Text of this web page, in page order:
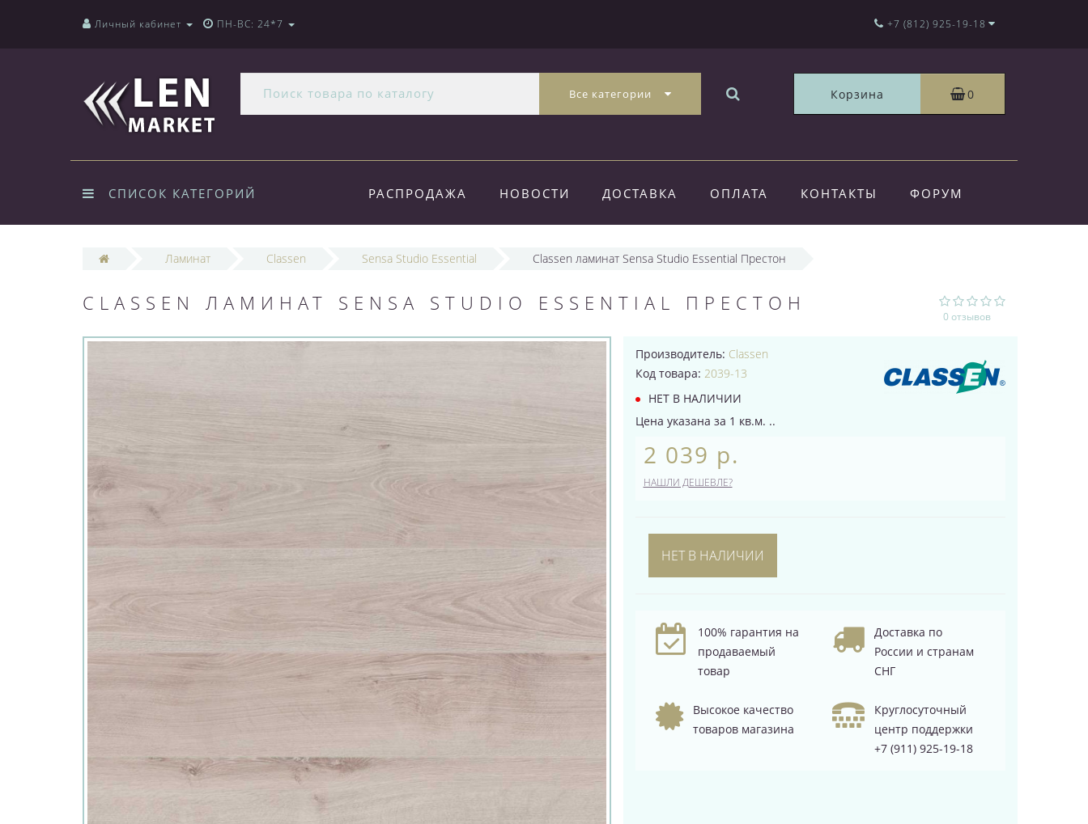
Личный кабинет ПН-ВС: 24*7 +7 (812) 925-19-18
Все категории Корзина 0
СПИСОК КАТЕГОРИЙ РАСПРОДАЖА НОВОСТИ ДОСТАВКА ОПЛАТА КОНТАКТЫ ФОРУМ
Ламинат Classen Sensa Studio Essential Classen ламинат Sensa Studio Essential Престон
CLASSEN ЛАМИНАТ SENSA STUDIO ESSENTIAL ПРЕСТОН
0 отзывов
Производитель: Classen
Код товара: 2039-13
НЕТ В НАЛИЧИИ
Цена указана за 1 кв.м. ..
2 039 р.
НАШЛИ ДЕШЕВЛЕ?
НЕТ В НАЛИЧИИ
100% гарантия на
продаваемый
товар
Доставка по
России и странам
СНГ
Высокое качество
товаров магазина
Круглосуточный
центр поддержки
+7 (911) 925-19-18